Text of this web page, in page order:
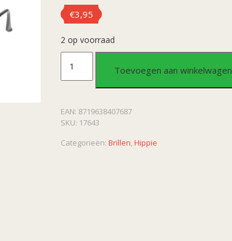
€3,95
2 op voorraad
Hippie
blauw
aantal
Toevoegen aan winkelwagen
EAN: 8719638407687
SKU: 17643
Categorieën:Brillen,Hippie